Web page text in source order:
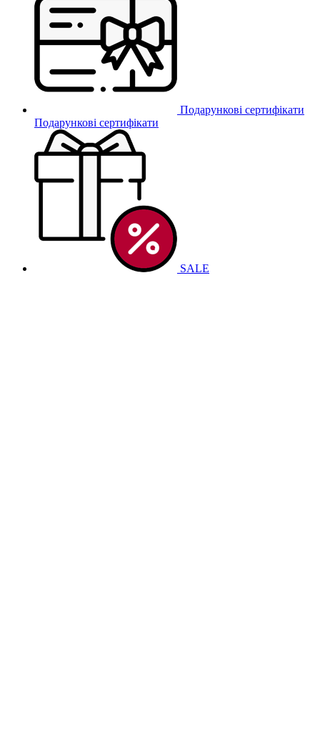
Подарункові сертифікати
Подарункові сертифікати
SALE